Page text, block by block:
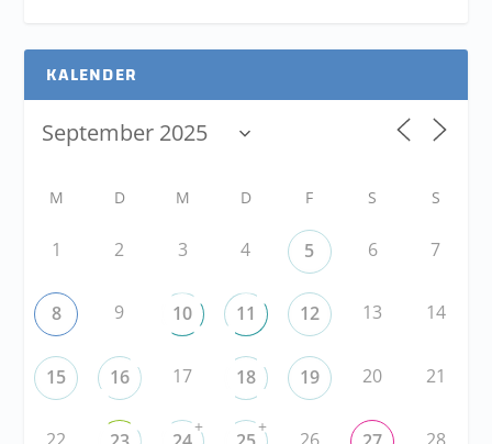
KALENDER
M D M D F S S
1 2 3 4 5 6 7
8 9 10 11 12 13 14
15 16 17 18 19 20 21
22
+ +
26 28